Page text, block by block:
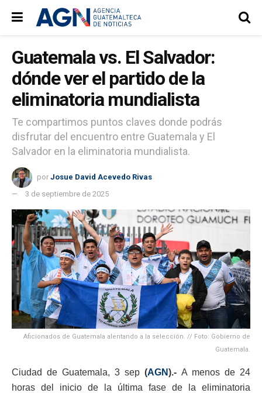
Guatemala vs. El Salvador:
dónde ver el partido de la
eliminatoria mundialista
Te compartimos puntos claves donde podrás
disfrutar del encuentro entre Guatemala y El
Salvador en la eliminatoria mundialista.
por Josue David Acevedo Rivas
3 de septiembre de 2025
Aficionados de Guatemala alentando a la selección. // Foto: Gobierno de
Guatemala.
Ciudad de Guatemala, 3 sep (AGN).- A menos de 24
horas del inicio de la última fase de la eliminatoria